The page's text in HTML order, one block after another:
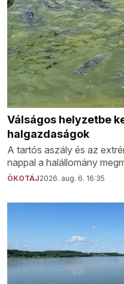
Válságos helyzetbe
halgazdaságok
A tartós aszály és az
nappal a halállomány
ÖKOTÁJ2026. aug. 6. 16:35